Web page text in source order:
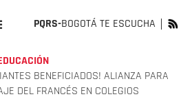
PQRS-BOGOTÁ TE ESCUCHA
BENEFICIADOS! ALIANZA PARA
DEL FRANCÉS EN COLEGIOS